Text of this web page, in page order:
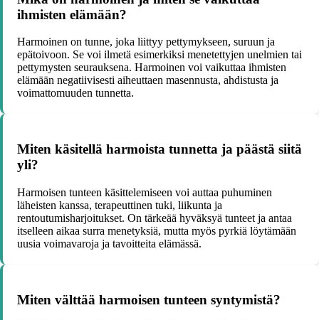
ihmisten elämään?
Harmoinen on tunne, joka liittyy pettymykseen, suruun ja
epätoivoon. Se voi ilmetä esimerkiksi menetettyjen unelmien tai
pettymysten seurauksena. Harmoinen voi vaikuttaa ihmisten
elämään negatiivisesti aiheuttaen masennusta, ahdistusta ja
voimattomuuden tunnetta.
Miten käsitellä harmoista tunnetta ja päästä siitä
yli?
Harmoisen tunteen käsittelemiseen voi auttaa puhuminen
läheisten kanssa, terapeuttinen tuki, liikunta ja
rentoutumisharjoitukset. On tärkeää hyväksyä tunteet ja antaa
itselleen aikaa surra menetyksiä, mutta myös pyrkiä löytämään
uusia voimavaroja ja tavoitteita elämässä.
Miten välttää harmoisen tunteen syntymistä?